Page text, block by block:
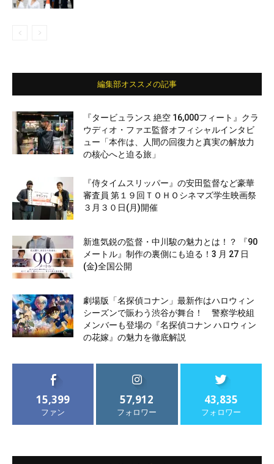
編集部オススメの記事
『タービュランス 絶空 16,000フィート』クラ
ウディオ・ファエ監督オフィシャルインタビ
ュー「本作は、人間の回復力と真実の解放力
の核心へと迫る旅」
『侍タイムスリッパー』の安田監督など豪華
審査員 第１９回ＴＯＨＯシネマズ学生映画祭
３月３０日(月)開催
新進気鋭の監督・中川駿の魅力とは！？ 『90
メートル』制作の裏側にも迫る！3 月 27 日
(金)全国公開
劇場版「名探偵コナン」最新作はハロウィン
シーズンで賑わう渋谷が舞台！ 警察学校組
メンバーも登場の『名探偵コナン ハロウィン
の花嫁』の魅力を徹底解説
15,399
ファン
57,912
フォロワー
43,835
フォロワー